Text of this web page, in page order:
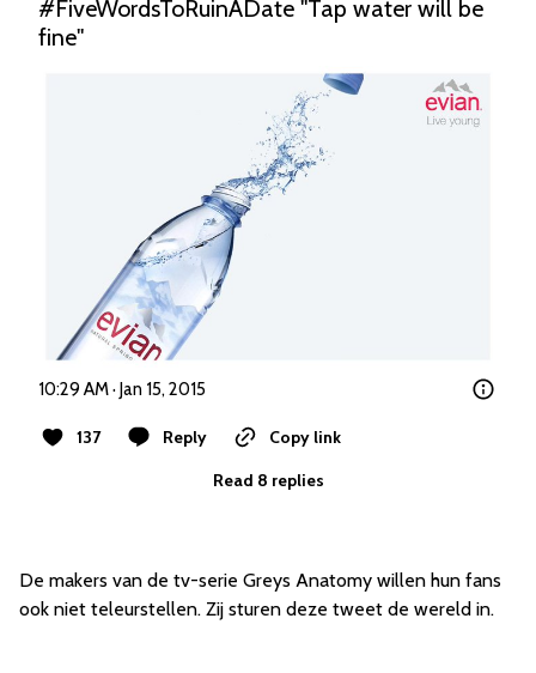
#FiveWordsToRuinADate "Tap water will be
fine"
10:29 AM · Jan 15, 2015
137 Reply
Copy link
Read 8 replies
De makers van de tv-serie Greys Anatomy willen hun fans
ook niet teleurstellen. Zij sturen deze tweet de wereld in.